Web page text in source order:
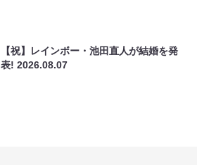
【祝】レインボー・池田直人が結婚を発
表!2026.08.07